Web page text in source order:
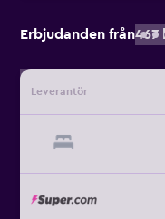
Erbjudanden från467
Leverantör